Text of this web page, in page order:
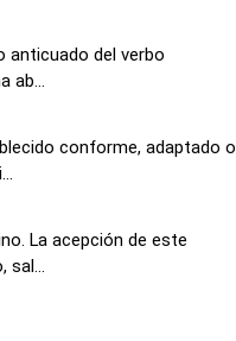
anticuado del verbo
ab...
conforme, adaptado o
La acepción de este
sal...